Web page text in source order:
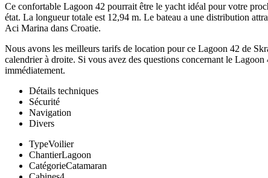
Ce confortable Lagoon 42 pourrait être le yacht idéal pour votre
état. La longueur totale est 12,94 m. Le bateau a une distribution
Aci Marina dans Croatie.
Nous avons les meilleurs tarifs de location pour ce Lagoon 42 de
calendrier à droite. Si vous avez des questions concernant le
immédiatement.
Détails techniques
Sécurité
Navigation
Divers
TypeVoilier
ChantierLagoon
CatégorieCatamaran